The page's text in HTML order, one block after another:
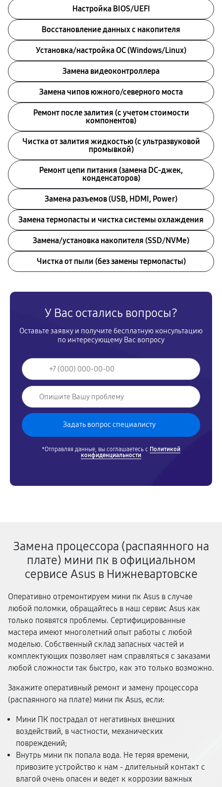
Настройка BIOS/UEFI
Восстановление данных с накопителя
Установка/настройка ОС (Windows/Linux)
Замена видеоконтроллера
Замена чипов южного/северного моста
Ремонт после залития (с учетом стоимости
компонентов)
Чистка от залития жидкостью (с ультразвуковой
промывкой)
Ремонт цепи питания (замена DC-джек,
конденсаторов)
Замена разъемов (USB, HDMI, Power)
Замена термопасты и чистка системы охлаждения
Замена/установка накопителя (SSD/NVMe)
Чистка от пыли (без замены термопасты)
У Вас остались вопросы?
Оставьте заявку и получите бесплатную консультацию
по интересующему Вас вопросу
*Отправляя данные, вы соглашаетесь с Политикой
конфиденциальности
Замена процессора (распаянного на
плате) мини пк в официальном
сервисе Asus в Нижневартовске
Оперативно отремонтируем мини пк Asus в случае
любой поломки, обращайтесь в наш сервис Asus как
только появятся проблемы. Сертифицированные
мастера имеют многолетний опыт работы с любой
моделью. Собственный склад запасных частей и
комплектующих позволяет нам справляться с заказами
любой сложности так быстро, как это только возможно.
Закажите оперативный ремонт и замену процессора
(распаянного на плате) мини пк Asus, если:
Мини ПК пострадал от негативных внешних
воздействий, в частности, механических
повреждений;
Внутрь мини пк попала вода. Не теряя времени,
привозите устройство к нам - длительный контакт с
влагой очень опасен и ведет к коррозии важных